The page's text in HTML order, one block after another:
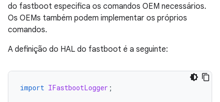
do fastboot especifica os comandos OEM necessários.
Os OEMs também podem implementar os próprios
comandos.
A definição do HAL do fastboot é a seguinte:
import IFastbootLogger ;